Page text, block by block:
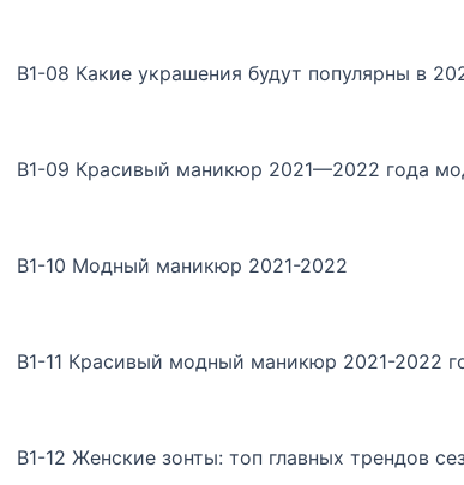
B1-08 Какие украшения будут популярны в
B1-09 Красивый маникюр 2021—2022 года
B1-10 Модный маникюр 2021-2022
B1-11 Красивый модный маникюр 2021-2022
B1-12 Женские зонты: топ главных трендов